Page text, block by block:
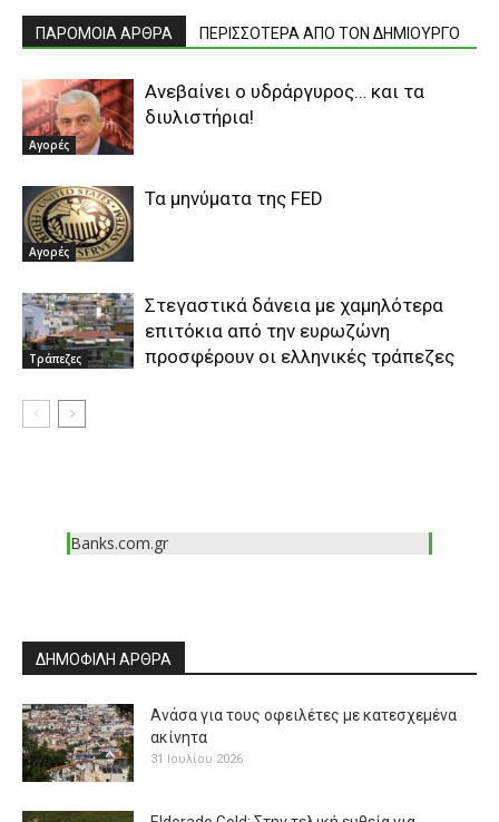
ΠΑΡΟΜΟΙΑ ΑΡΘΡΑ ΠΕΡΙΣΣΟΤΕΡΑ ΑΠΟ ΤΟΝ ΔΗΜΙΟΥΡΓΟ
Αγορές
Ανεβαίνει ο υδράργυρος… και τα
διυλιστήρια!
Αγορές
Τα μηνύματα της FED
Τράπεζες
Στεγαστικά δάνεια με χαμηλότερα
επιτόκια από την ευρωζώνη
προσφέρουν οι ελληνικές τράπεζες
Banks.com.gr
ΔΗΜΟΦΙΛΗ ΑΡΘΡΑ
Ανάσα για τους οφειλέτες με κατεσχεμένα
ακίνητα
31 Ιουλίου 2026